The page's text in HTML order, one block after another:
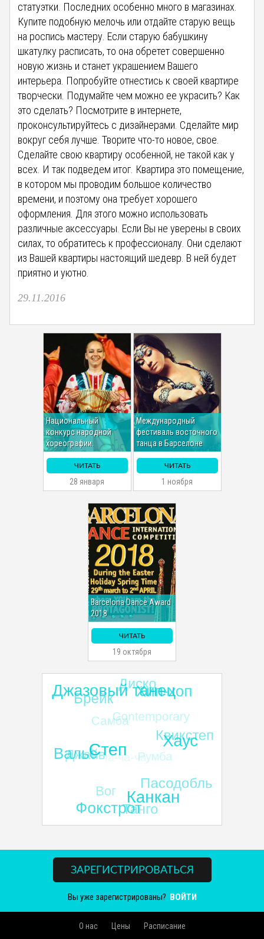
статуэтки. Последних особенно много в магазинах.
Купите подобную мелочь или отдайте старую вещь
на роспись мастеру. Если старую бабушкину
шкатулку расписать, то она обретет совершенно
новую жизнь и станет украшением Вашего
интерьера. Попробуйте отнестись к своей квартире
творчески. Подумайте чем можно ее украсить? Как
это сделать? Посмотрите в интернете,
проконсультируйтесь с дизайнерами. Сделайте мир
вокруг себя лучше. Творите что-то новое, свое.
Сделайте свою квартиру особенной, не такой как у
всех. И так подведем итог. Квартира это помещение,
в котором мы проводим большое количество
времени, и поэтому она требует хорошего
оформления. Для этого можно использовать
различные аксессуары. Если Вы не уверены в своих
силах, то обратитесь к профессионалу. Они сделают
из Вашей квартиры настоящий шедевр. В ней будет
приятно и уютно.
29.11.2016
Национальный
конкурс народной
хореографии.
ЧИТАТЬ
28 января
Международный
фестиваль восточного
танца в Барселоне
ЧИТАТЬ
1 ноября
Barcelona Dance Award
2018
ЧИТАТЬ
19 октября
ЗАРЕГИСТРИРОВАТЬСЯ
Вы уже зарегистрированы? ВОЙТИ
О нас Цены Расписание